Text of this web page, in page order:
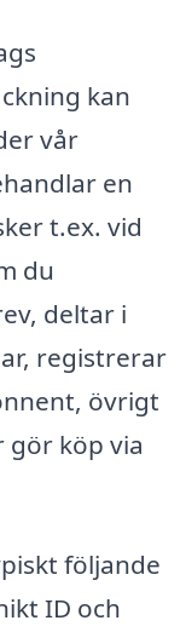
kan
vår
en
t.ex. vid
du
deltar i
registrerar
övrigt
gör köp via
följande
ID och